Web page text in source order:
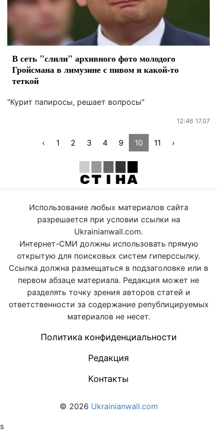
В сеть "слили" архивного фото молодого
Гройсмана в лимузине с пивом и какой-то
теткой
"Курит папиросы, решает вопросы"
12:46 17.07
‹ 1 2 3 4 9 10 11 ›
Использование любых материалов сайта
разрешается при условии ссылки на
Ukrainianwall.com.
Интернет-СМИ должны использовать прямую
открытую для поисковых систем гиперссылку.
Ссылка должна размещаться в подзаголовке или в
первом абзаце материала. Редакция может не
разделять точку зрения авторов статей и
ответственности за содержание републицируемых
материалов не несет.
Политика конфиденциальности
Редакция
Контакты
© 2026 Ukrainianwall.com
s